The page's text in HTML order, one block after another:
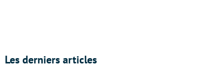
Les derniers articles